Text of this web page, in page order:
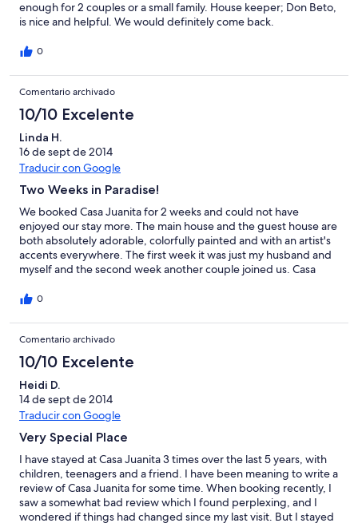
enough for 2 couples or a small family. House keeper; Don Beto,
is nice and helpful. We would definitely come back.
0
Comentario archivado
10/10 Excelente
Linda H.
16 de sept de 2014
Traducir con Google
Two Weeks in Paradise!
We booked Casa Juanita for 2 weeks and could not have
enjoyed our stay more. The main house and the guest house are
both absolutely adorable, colorfully painted and with an artist's
accents everywhere. The first week it was just my husband and
myself and the second week another couple joined us. Casa
private bedroom and bathroom of their own. But the common
ocean and red sunsets, is where we spent most of our time. The
open air kitchen was well equipped and we made our own
dinners almost every night preferring to stay home after days
filled with outdoor adventures such as: a fishing trip, whale
watching trip, bird watching trip, sitting on Aticama's beach
(which is entirely empty of other people during the week),
swimming in the ocean, and shopping and lunch-ing out in San
house almost every day to do yardwork, maintenance, and
check that we had everything we needed. The house is on a hill
above the town (about 2 blocks down a cobble stone street very
typical of Mexico) and is about 4-6 blocks to the stores and
shops which have everything you need. Aticama is not a tourist
town at all, which made it ideal for us as we prefer to have a
0
Comentario archivado
10/10 Excelente
Heidi D.
14 de sept de 2014
Traducir con Google
Very Special Place
I have stayed at Casa Juanita 3 times over the last 5 years, with
children, teenagers and a friend. I have been meaning to write a
review of Casa Juanita for some time. When booking recently, I
saw a somewhat bad review which I found perplexing, and I
wondered if things had changed since my last visit. But I stayed